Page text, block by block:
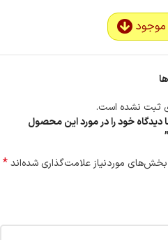
ثبت نشده است.
دیدگاه خود را در مورد این محصول
بخش‌های موردنیاز علامت‌گذاری شده‌اند*